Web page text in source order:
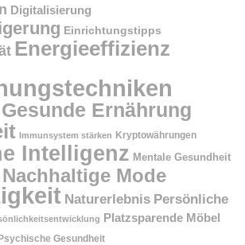
Digitalisierung
Einrichtungstipps
Energieeffizienz
Gesunde Ernährung
Immunsystem stärken Kryptowährungen
Intelligenz Mentale Gesundheit
Nachhaltige Mode
Naturerlebnis Persönliche
Platzsparende Möbel
Gesundheit